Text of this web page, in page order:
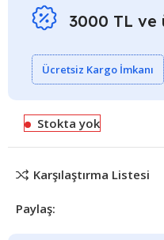
3000 TL ve
Ücretsiz Kargo İmkanı
Stokta yok
Karşılaştırma Listesi
Paylaş: